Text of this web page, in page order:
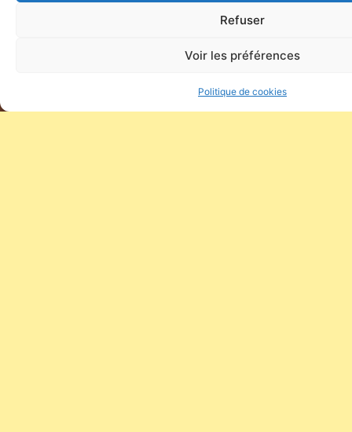
Refuser
Voir les préférences
Politique de cookies